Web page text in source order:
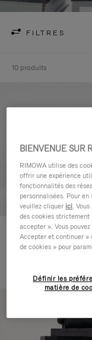
FILTRES
10 produits
Never Still - Cuir
Toilette
BIENVENUE SUR
RIMOWA utilise des
offrir une expérience
fonctionnalités des
personnalisées. Pour
veuillez cliquer ici.
des cookies strictement
accepter ». Vous
Accepter et continuer »
de cookies » pour
Définir les
matière de